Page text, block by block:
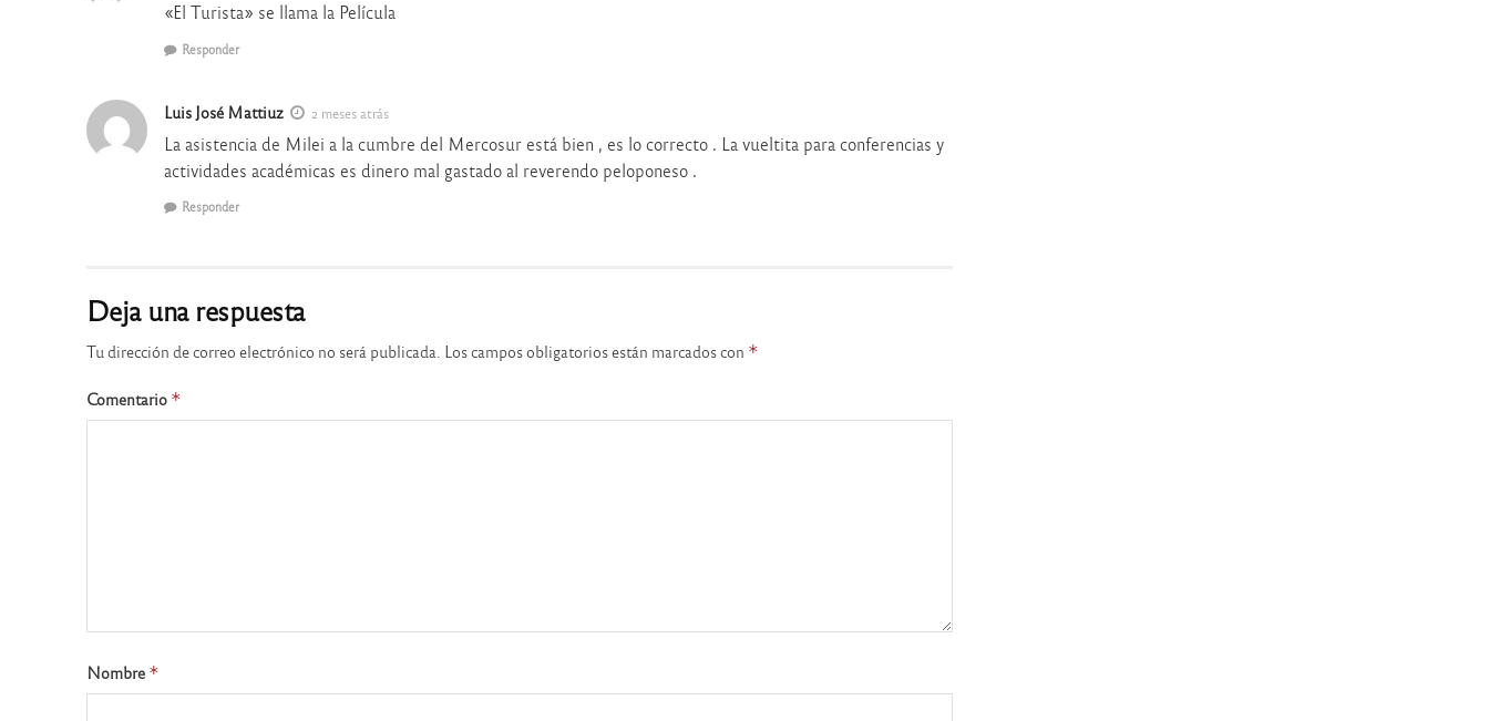
«El Turista» se llama la Película
Responder
Luis José Mattiuz 2 meses atrás
La asistencia de Milei a la cumbre del Mercosur está bien , es lo correcto . La vueltita para conferencias y
actividades académicas es dinero mal gastado al reverendo peloponeso .
Responder
Deja una respuesta
Tu dirección de correo electrónico no será publicada. Los campos obligatorios están marcados con *
Comentario *
Nombre *